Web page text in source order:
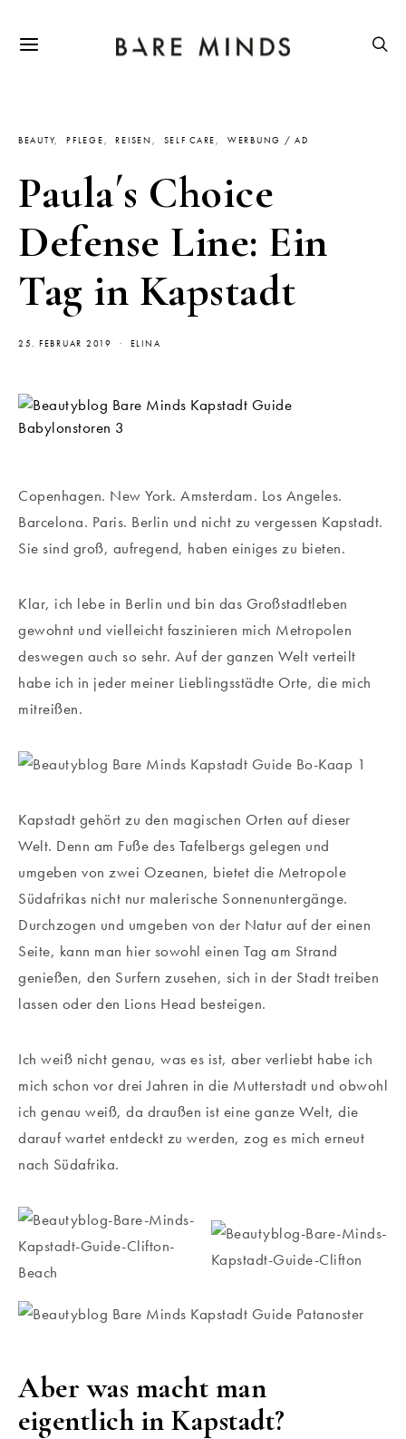
BEAUTY PFLEGE REISEN SELF CARE WERBUNG / AD
Paula´s Choice
Defense Line: Ein
Tag in Kapstadt
25. FEBRUAR 2019 ELINA
Copenhagen. New York. Amsterdam. Los Angeles.
Barcelona. Paris. Berlin und nicht zu vergessen Kapstadt.
Sie sind groß, aufregend, haben einiges zu bieten.
Klar, ich lebe in Berlin und bin das Großstadtleben
gewohnt und vielleicht faszinieren mich Metropolen
deswegen auch so sehr. Auf der ganzen Welt verteilt
habe ich in jeder meiner Lieblingsstädte Orte, die mich
mitreißen.
Kapstadt gehört zu den magischen Orten auf dieser
Welt. Denn am Fuße des Tafelbergs gelegen und
umgeben von zwei Ozeanen, bietet die Metropole
Südafrikas nicht nur malerische Sonnenuntergänge.
Durchzogen und umgeben von der Natur auf der einen
Seite, kann man hier sowohl einen Tag am Strand
genießen, den Surfern zusehen, sich in der Stadt treiben
lassen oder den Lions Head besteigen.
Ich weiß nicht genau, was es ist, aber verliebt habe ich
mich schon vor drei Jahren in die Mutterstadt und obwohl
ich genau weiß, da draußen ist eine ganze Welt, die
darauf wartet entdeckt zu werden, zog es mich erneut
nach Südafrika.
Aber was macht man
eigentlich in Kapstadt?